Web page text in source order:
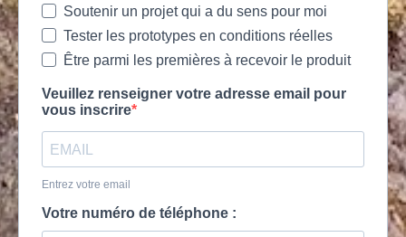
Soutenir un projet qui a du sens pour moi
Tester les prototypes en conditions réelles
Être parmi les premières à recevoir le produit
Veuillez renseigner votre adresse email pour
vous inscrire
Entrez votre email
Votre numéro de téléphone :